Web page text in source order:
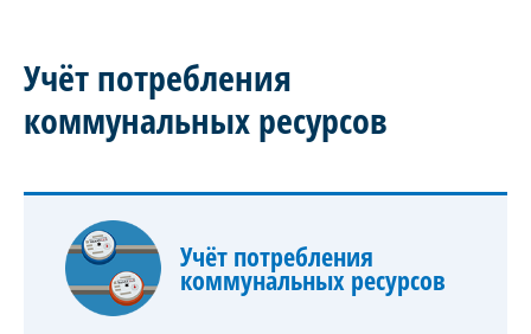
Учёт потребления
коммунальных ресурсов
Учёт потребления
коммунальных ресурсов